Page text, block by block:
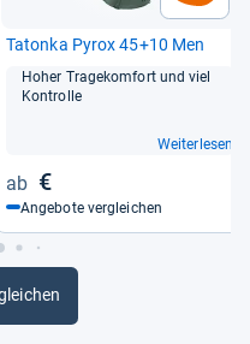
Tatonka Pyrox 45+10 Men
Hoher Tra­ge­kom­fort und viel
Kon­trolle
Weiterlesen
€
Angebote vergleichen